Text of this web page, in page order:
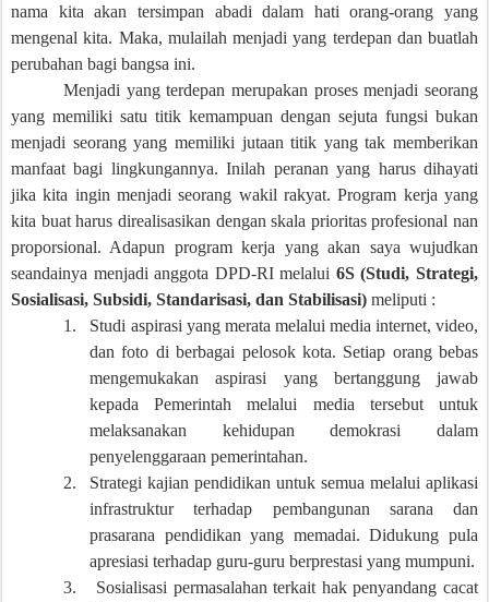
nama kita akan tersimpan abadi dalam hati orang-orang yang
mengenal kita. Maka, mulailah menjadi yang terdepan dan buatlah
perubahan bagi bangsa ini.
Menjadi yang terdepan merupakan proses menjadi seorang
yang memiliki satu titik kemampuan dengan sejuta fungsi bukan
menjadi seorang yang memiliki jutaan titik yang tak memberikan
manfaat bagi lingkungannya. Inilah peranan yang harus dihayati
jika kita ingin menjadi seorang wakil rakyat. Program kerja yang
kita buat harus direalisasikan dengan skala prioritas profesional nan
proporsional. Adapun program kerja yang akan saya wujudkan
seandainya menjadi anggota DPD-RI melalui 6S (Studi, Strategi,
Sosialisasi, Subsidi, Standarisasi, dan Stabilisasi) meliputi :
1.
Studi aspirasi yang merata melalui media internet, video,
dan foto di berbagai pelosok kota. Setiap orang bebas
mengemukakan aspirasi yang bertanggung jawab
kepada Pemerintah melalui media tersebut untuk
melaksanakan kehidupan demokrasi dalam
penyelenggaraan pemerintahan.
2.
Strategi kajian pendidikan untuk semua melalui aplikasi
infrastruktur terhadap pembangunan sarana dan
prasarana pendidikan yang memadai. Didukung pula
apresiasi terhadap guru-guru berprestasi yang mumpuni.
3.
Sosialisasi permasalahan terkait hak penyandang cacat